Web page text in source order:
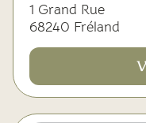
1 Grand Rue
68240 Fréland